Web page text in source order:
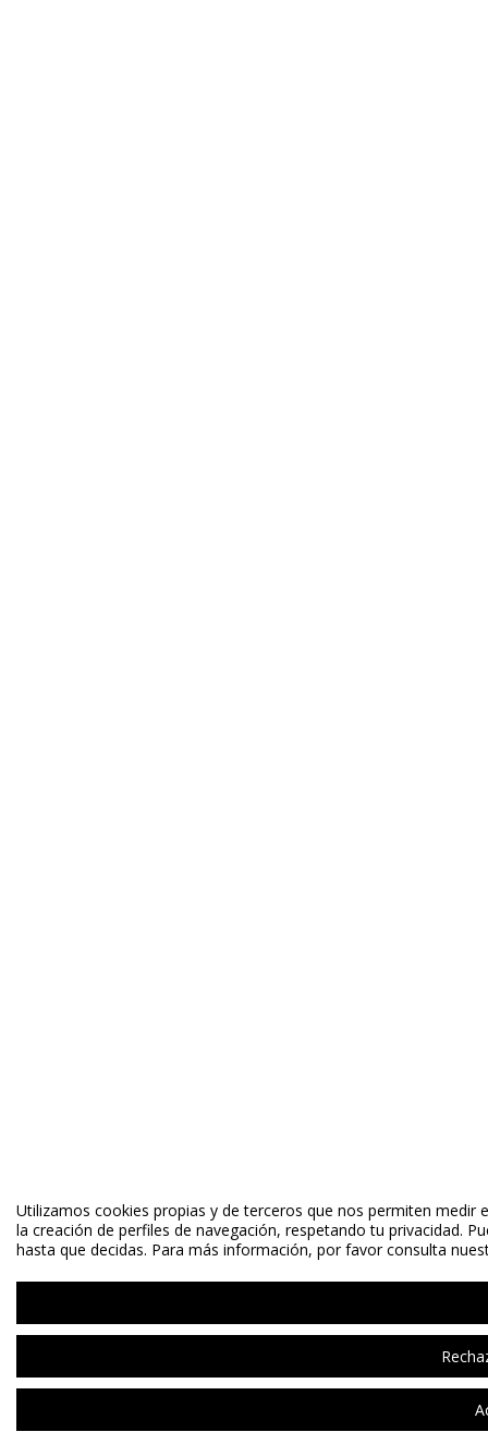
Utilizamos cookies propias y de terceros que nos permiten
la creación de perfiles de navegación, respetando tu privacidad.
hasta que decidas. Para más información, por favor consulta